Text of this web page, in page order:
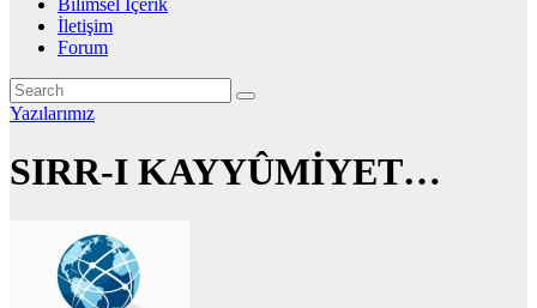
İletişim
Forum
Yazılarımız
SIRR-I KAYYÛMİYET…